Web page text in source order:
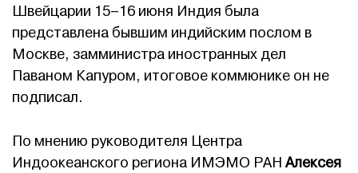
Швейцарии 15–16 июня Индия была
представлена бывшим индийским послом в
Москве, замминистра иностранных дел
Паваном Капуром, итоговое коммюнике он не
подписал.
По мнению руководителя Центра
Индоокеанского региона ИМЭМО РАН Алексея